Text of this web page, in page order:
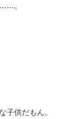
。
子供だもん。